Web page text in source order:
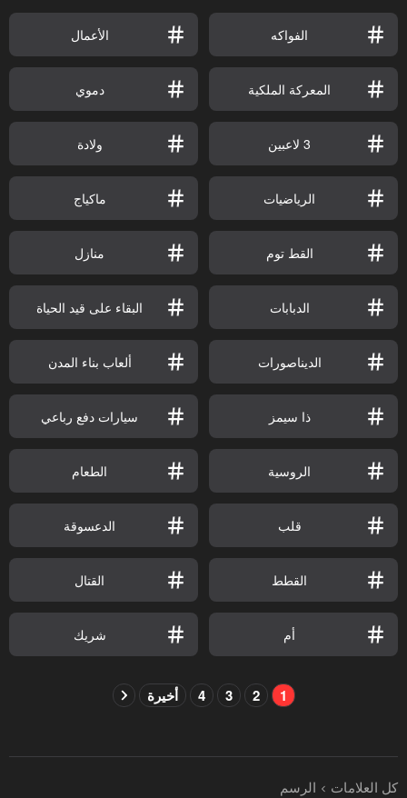
الفواكه الأعمال
المعركة الملكية دموي
3 لاعبين ولادة
الرياضيات ماكياج
القط توم منازل
الدبابات البقاء على قيد الحياة
الديناصورات ألعاب بناء المدن
ذا سيمز سيارات دفع رباعي
الروسية الطعام
قلب الدعسوقة
القطط القتال
أم شريك
1
2
3
4 أخيرة
كل العلامات الرسم